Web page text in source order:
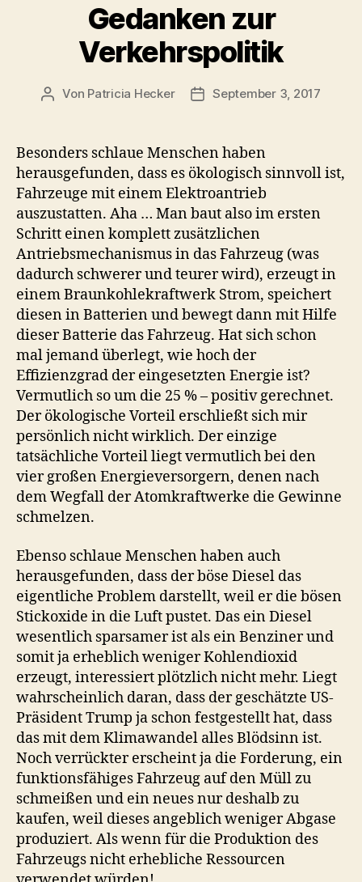
Gedanken zur
Verkehrspolitik
Beitragsautor
Von Patricia Hecker Beitragsdatum
September 3, 2017
Besonders schlaue Menschen haben
herausgefunden, dass es ökologisch sinnvoll ist,
Fahrzeuge mit einem Elektroantrieb
auszustatten. Aha … Man baut also im ersten
Schritt einen komplett zusätzlichen
Antriebsmechanismus in das Fahrzeug (was
dadurch schwerer und teurer wird), erzeugt in
einem Braunkohlekraftwerk Strom, speichert
diesen in Batterien und bewegt dann mit Hilfe
dieser Batterie das Fahrzeug. Hat sich schon
mal jemand überlegt, wie hoch der
Effizienzgrad der eingesetzten Energie ist?
Vermutlich so um die 25 % – positiv gerechnet.
Der ökologische Vorteil erschließt sich mir
persönlich nicht wirklich. Der einzige
tatsächliche Vorteil liegt vermutlich bei den
vier großen Energieversorgern, denen nach
dem Wegfall der Atomkraftwerke die Gewinne
schmelzen.
Ebenso schlaue Menschen haben auch
herausgefunden, dass der böse Diesel das
eigentliche Problem darstellt, weil er die bösen
Stickoxide in die Luft pustet. Das ein Diesel
wesentlich sparsamer ist als ein Benziner und
somit ja erheblich weniger Kohlendioxid
erzeugt, interessiert plötzlich nicht mehr. Liegt
wahrscheinlich daran, dass der geschätzte US-
Präsident Trump ja schon festgestellt hat, dass
das mit dem Klimawandel alles Blödsinn ist.
Noch verrückter erscheint ja die Forderung, ein
funktionsfähiges Fahrzeug auf den Müll zu
schmeißen und ein neues nur deshalb zu
kaufen, weil dieses angeblich weniger Abgase
produziert. Als wenn für die Produktion des
Fahrzeugs nicht erhebliche Ressourcen